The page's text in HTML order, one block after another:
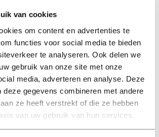
van cookies
om content en advertenties te
functies voor social media te bieden
te analyseren. Ook delen we
gebruik van onze site met onze
media, adverteren en analyse. Deze
deze gegevens combineren met andere
ze heeft verstrekt of die ze hebben
van uw gebruik van hun services.
gaan schrijven.
doe ik dat dan. En ik betrap me er
Afspraken waar ik tegenop zie, zeg ik
ik moet doen maar niet durf, stel ik
niet. Nu wil ik niet pretenderen
geworden ben in de
ik begin er wel steeds meer van
dat het zo niet meer gaat. Want
weet ik zelf ook wel dat ik die scriptie